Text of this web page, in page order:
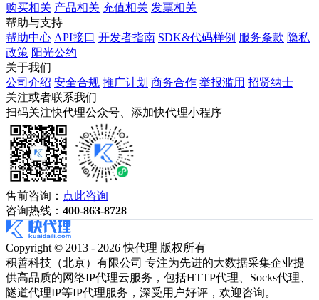
购买相关 产品相关 充值相关 发票相关
帮助与支持
帮助中心 API接口 开发者指南 SDK&代码样例 服务条款 隐私
政策 阳光公约
关于我们
公司介绍 安全合规 推广计划 商务合作 举报滥用 招贤纳士
关注或者联系我们
扫码关注快代理公众号、添加快代理小程序
售前咨询： 点此咨询
咨询热线： 400-863-8728
Copyright © 2013 - 2026 快代理 版权所有
积善科技（北京）有限公司 专注为先进的大数据采集企业提
供高品质的网络IP代理云服务，包括HTTP代理、Socks代理、
隧道代理IP等IP代理服务，深受用户好评，欢迎咨询。